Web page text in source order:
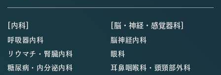
[内科]
呼吸器内科
リウマチ・腎臓内科
糖尿病・内分泌内科
[脳・神経・感覚器科]
脳神経内科
眼科
耳鼻咽喉科・頭頸部外科